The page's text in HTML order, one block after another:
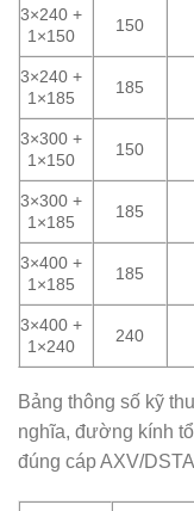
3×240 +
1×150
150
3×240 +
1×185
185
3×300 +
1×150
150
3×300 +
1×185
185
3×400 +
1×185
185
3×400 +
1×240
240
Bảng thông số kỹ
nghĩa, đường kính
đúng cáp AXV/